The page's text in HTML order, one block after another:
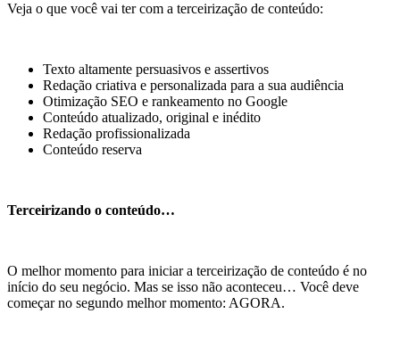
Veja o que você vai ter com a terceirização de conteúdo:
Texto altamente persuasivos e assertivos
Redação criativa e personalizada para a sua audiência
Otimização SEO e rankeamento no Google
Conteúdo atualizado, original e inédito
Redação profissionalizada
Conteúdo reserva
Terceirizando o conteúdo…
O melhor momento para iniciar a terceirização de conteúdo é no
início do seu negócio. Mas se isso não aconteceu… Você deve
começar no segundo melhor momento: AGORA.